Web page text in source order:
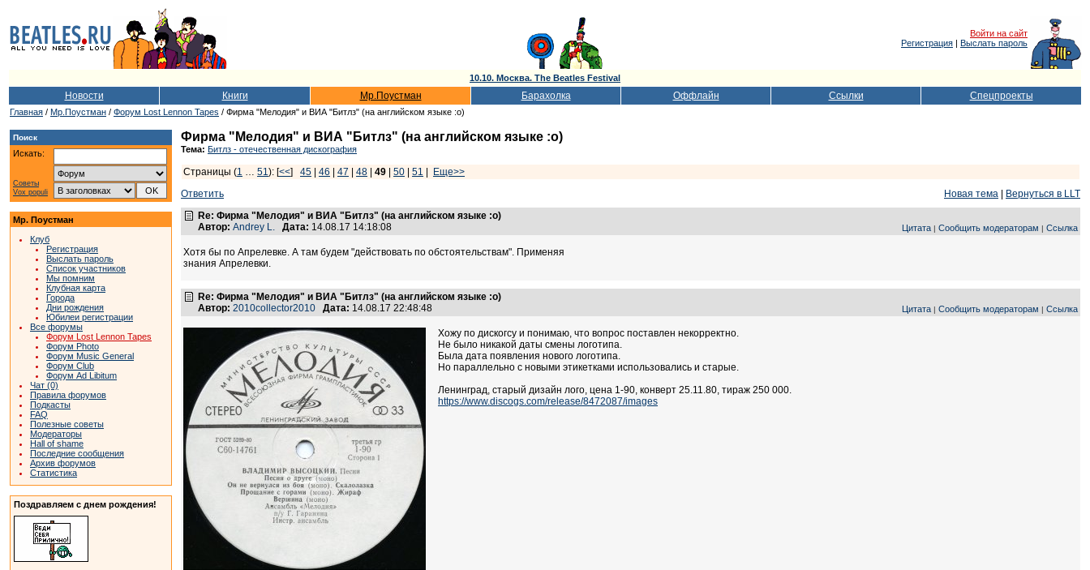
Войти на сайт
Регистрация | Выслать пароль
10.10. Москва. The Beatles Festival
Новости Книги Мр.Поустман Барахолка Оффлайн Ссылки Спецпроекты
Главная / Мр.Поустман / Форум Lost Lennon Tapes / Фирма "Мелодия" и ВИА "Битлз" (на английском языке :о)
Поиск
Искать:
Советы
Vox populi
Мр. Поустман
Клуб
Регистрация
Выслать пароль
Список участников
Мы помним
Клубная карта
Города
Дни рождения
Юбилеи регистрации
Все форумы
Форум Lost Lennon Tapes
Форум Photo
Форум Music General
Форум Club
Форум Ad Libitum
Чат (0)
Правила форумов
Подкасты
FAQ
Полезные советы
Модераторы
Hall of shame
Последние сообщения
Архив форумов
Статистика
Поздравляем с днем рождения!
Фирма "Мелодия" и ВИА "Битлз" (на английском языке :о)
Тема: Битлз - отечественная дискография
Страницы (1 … 51): [<<] 45 46 47 48 49 50 51
Еще>>
Ответить
Новая тема
Вернуться в LLT
Re: Фирма "Мелодия" и ВИА "Битлз" (на английском языке :о)
Автор: Andrey L. Дата: 14.08.17 14:18:08 Цитата | Сообщить модераторам | Ссылка
Хотя бы по Апрелевке. А там будем "действовать по обстоятельствам". Применяя
знания Апрелевки.
Re: Фирма "Мелодия" и ВИА "Битлз" (на английском языке :о)
Автор: 2010collector2010 Дата: 14.08.17 22:48:48 Цитата | Сообщить модераторам | Ссылка
Хожу по дискогсу и понимаю, что вопрос поставлен некорректно.
Не было никакой даты смены логотипа.
Была дата появления нового логотипа.
Но параллельно с новыми этикетками использовались и старые.
Ленинград, старый дизайн лого, цена 1-90, конверт 25.11.80, тираж 250 000.
https://www.discogs.com/release/8472087/images